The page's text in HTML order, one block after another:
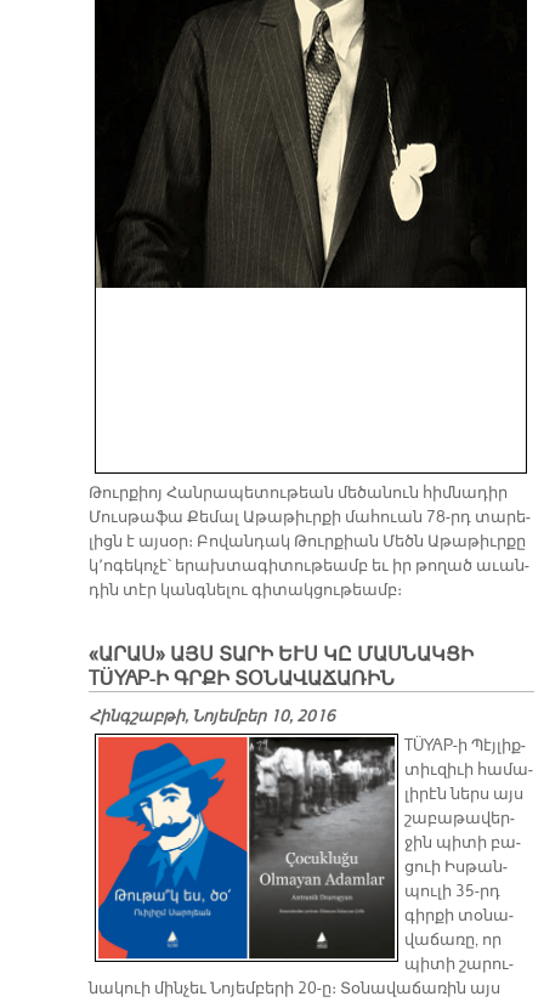
Թուր­քիոյ Հան­րա­պե­տու­թեան մե­ծա­նուն հիմ­նա­դիր
Մուս­թա­ֆա Քե­մալ Ա­թա­թիւր­քի մա­հուան 78-րդ տա­րե­
լիցն է այ­սօր։ Բո­վան­դակ Թուր­քիան Մեծն Ա­թա­թիւր­քը
կ՚ո­գե­կո­չէ՝ ե­րախ­տա­գի­տու­թեամբ եւ իր թո­ղած ա­ւան­
դին տէր կանգ­նե­լու գի­տակ­ցու­թեամբ։
«ԱՐԱՍ» ԱՅՍ ՏԱՐԻ ԵՒՍ ԿԸ ՄԱՍՆԱԿՑԻ
TÜYAP-Ի ԳՐՔԻ ՏՕՆԱՎԱՃԱՌԻՆ
Հինգշաբթի, Նոյեմբեր 10, 2016
TÜYAP-ի Պէյ­լիք­
տիւ­զի­ւի հա­մա­
լի­րէն ներս այս
շա­բա­թա­վեր­
ջին պի­տի բա­
ցուի Իս­թան­
պու­լի 35-րդ
գիր­քի տօ­նա­
վա­ճա­ռը, որ
պի­տի շա­րու­
նա­կուի մին­չեւ Նո­յեմ­բե­րի 20-ը։ Տօ­նա­վա­ճա­ռին այս